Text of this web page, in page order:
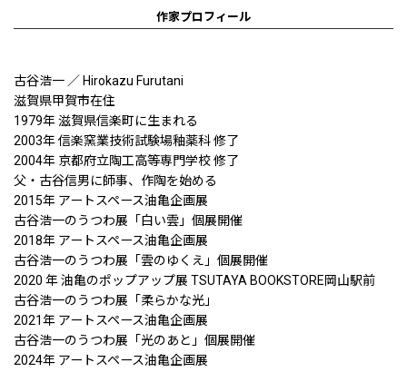
作家プロフィール
古谷浩一 ／ Hirokazu Furutani
滋賀県甲賀市在住
1979年 滋賀県信楽町に生まれる
2003年 信楽窯業技術試験場釉薬科 修了
2004年 京都府立陶工高等専門学校 修了
父・古谷信男に師事、作陶を始める
2015年 アートスペース油亀企画展
古谷浩一のうつわ展「白い雲」個展開催
2018年 アートスペース油亀企画展
古谷浩一のうつわ展「雲のゆくえ」個展開催
2020 年 油亀のポップアップ展 TSUTAYA BOOKSTORE岡山駅前
古谷浩一のうつわ展「柔らかな光」
2021年 アートスペース油亀企画展
古谷浩一のうつわ展「光のあと」個展開催
2024年 アートスペース油亀企画展